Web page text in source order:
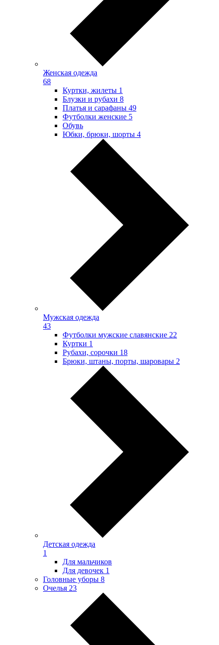
Женская одежда
68
Куртки, жилеты 1
Блузки и рубахи 8
Платья и сарафаны 49
Футболки женские 5
Обувь
Юбки, брюки, шорты 4
Мужская одежда
43
Футболки мужские славянские 22
Куртки 1
Рубахи, сорочки 18
Брюки, штаны, порты, шаровары 2
Детская одежда
1
Для мальчиков
Для девочек 1
Головные уборы 8
Очелья 23